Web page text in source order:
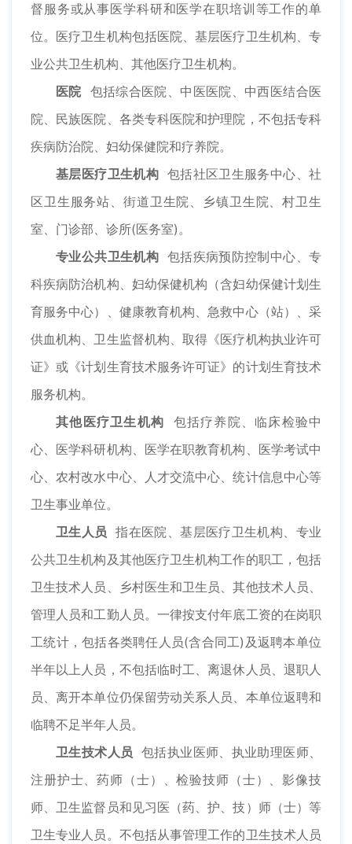
督服务或从事医学科研和医学在职培训等工作的单
位。医疗卫生机构包括医院、基层医疗卫生机构、专
业公共卫生机构、其他医疗卫生机构。
医院包括综合医院、中医医院、中西医结合医
院、民族医院、各类专科医院和护理院，不包括专科
疾病防治院、妇幼保健院和疗养院。
基层医疗卫生机构 包括社区卫生服务中心、社
区卫生服务站、街道卫生院、乡镇卫生院、村卫生
室、门诊部、诊所(医务室)。
专业公共卫生机构 包括疾病预防控制中心、专
科疾病防治机构、妇幼保健机构（含妇幼保健计划生
育服务中心）、健康教育机构、急救中心（站）、采
供血机构、卫生监督机构、取得《医疗机构执业许可
证》或《计划生育技术服务许可证》的计划生育技术
服务机构。
其他医疗卫生机构
包括疗养院、临床检验中
心、医学科研机构、医学在职教育机构、医学考试中
心、农村改水中心、人才交流中心、统计信息中心等
卫生事业单位。
卫生人员 指在医院、基层医疗卫生机构、专业
公共卫生机构及其他医疗卫生机构工作的职工，包括
卫生技术人员、乡村医生和卫生员、其他技术人员、
管理人员和工勤人员。一律按支付年底工资的在岗职
工统计，包括各类聘任人员(含合同工)及返聘本单位
半年以上人员，不包括临时工、离退休人员、退职人
员、离开本单位仍保留劳动关系人员、本单位返聘和
临聘不足半年人员。
卫生技术人员 包括执业医师、执业助理医师、
注册护士、药师（士）、检验技师（士）、影像技
师、卫生监督员和见习医（药、护、技）师（士）等
卫生专业人员。不包括从事管理工作的卫生技术人员